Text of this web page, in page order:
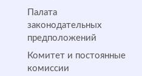
Палата
законодательных
предположений
Комитет и постоянные
комиссии